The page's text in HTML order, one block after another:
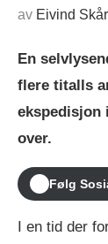
av Eivind
En
flere titalls
ekspedisjon
over.
Følg
I en tid der